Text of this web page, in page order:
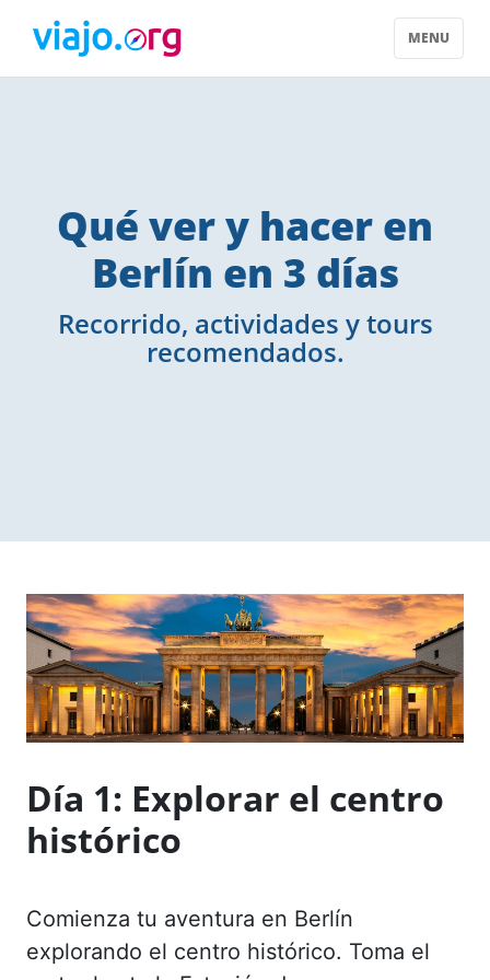
MENU
Qué ver y hacer en
Berlín en 3 días
Recorrido, actividades y tours
recomendados.
Día 1: Explorar el centro
histórico
Comienza tu aventura en Berlín
explorando el centro histórico. Toma el